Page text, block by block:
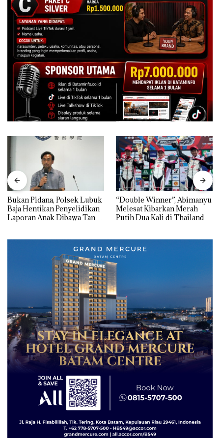
Bukan Pidana, Polsek Lubuk
Baja Hentikan Penyelidikan
Laporan Anak Dibawa Tanpa
“Double Winner”, Abimanyu
Melesat Kibarkan Merah
Putih Dua Kali di Thailand